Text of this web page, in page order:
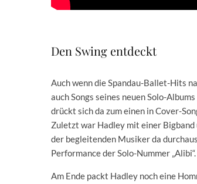
Den Swing entdeckt
Auch wenn die Spandau-Ballet-Hits
auch Songs seines neuen Solo-
drückt sich da zum einen in Cover-
Zuletzt war Hadley mit einer
der begleitenden Musiker da
Performance der Solo-Nummer
Am Ende packt Hadley noch eine